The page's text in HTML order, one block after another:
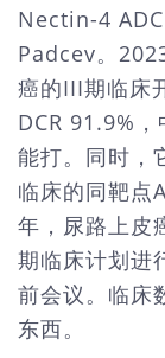
Nectin-4
Padcev。
癌的III期临床
DCR 91.9%
能打。同时，
临床的同靶点
年，尿路上皮
期临床计划进
前会议。临床
东西。